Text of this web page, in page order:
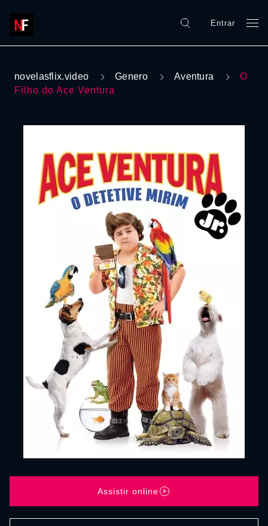
Entrar
novelasflix.video Genero Aventura
O
Filho do Ace Ventura
Assistir online